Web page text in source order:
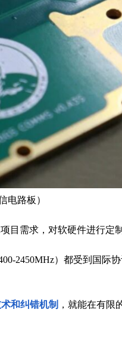
电路板）
目需求，对软硬件进行定制
2450MHz）都受到国际协
和纠错机制 ，就能在有限